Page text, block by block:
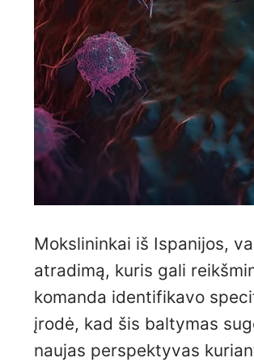
Mokslininkai iš Ispanijos,
atradimą, kuris gali
komanda identifikavo
įrodė, kad šis baltymas
naujas perspektyvas